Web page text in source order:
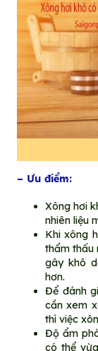
– Ưu điểm:
Xông hơi
nhiên liệu
Khi xông
thẩm thấu
gây khô
hơn.
Để đánh
cần xem
thì việc
Độ ẩm
có thể